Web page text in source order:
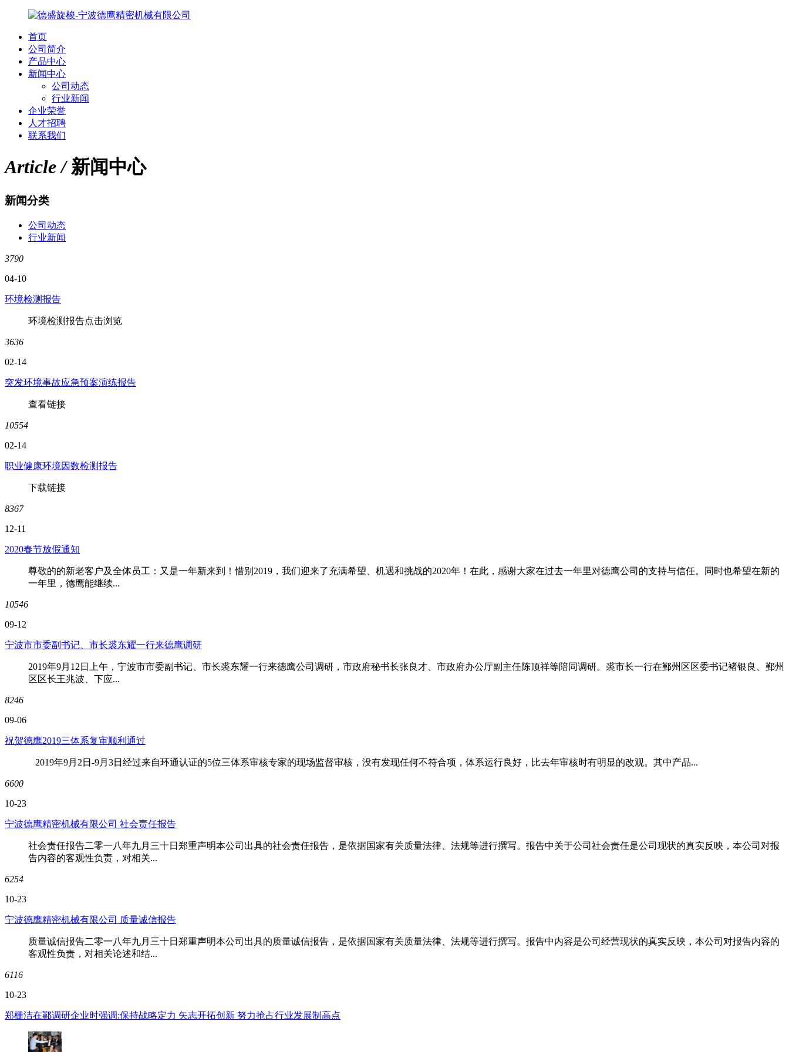
首页
公司简介
产品中心
新闻中心
公司动态
行业新闻
企业荣誉
人才招聘
联系我们
Article /新闻中心
新闻分类
公司动态
行业新闻
3790
04-10
环境检测报告
环境检测报告点击浏览
3636
02-14
突发环境事故应急预案演练报告
查看链接
10554
02-14
职业健康环境因数检测报告
下载链接
8367
12-11
2020春节放假通知
尊敬的的新老客户及全体员工：又是一年新来到！惜别2019，我们迎来了充满希望、机遇和挑战的2020年！在此，感谢大家在过去一年里对德鹰公司的支持与信任。同时也希望在新的
一年里，德鹰能继续...
10546
09-12
宁波市市委副书记、市长裘东耀一行来德鹰调研
2019年9月12日上午，宁波市市委副书记、市长裘东耀一行来德鹰公司调研，市政府秘书长张良才、市政府办公厅副主任陈顶祥等陪同调研。裘市长一行在鄞州区区委书记褚银良、鄞州
区区长王兆波、下应...
8246
09-06
祝贺德鹰2019三体系复审顺利通过
2019年9月2日-9月3日经过来自环通认证的5位三体系审核专家的现场监督审核，没有发现任何不符合项，体系运行良好，比去年审核时有明显的改观。其中产品...
6600
10-23
宁波德鹰精密机械有限公司 社会责任报告
社会责任报告二零一八年九月三十日郑重声明本公司出具的社会责任报告，是依据国家有关质量法律、法规等进行撰写。报告中关于公司社会责任是公司现状的真实反映，本公司对报
告内容的客观性负责，对相关...
6254
10-23
宁波德鹰精密机械有限公司 质量诚信报告
质量诚信报告二零一八年九月三十日郑重声明本公司出具的质量诚信报告，是依据国家有关质量法律、法规等进行撰写。报告中内容是公司经营现状的真实反映，本公司对报告内容的
客观性负责，对相关论述和结...
6116
10-23
郑栅洁在鄞调研企业时强调:保持战略定力 矢志开拓创新 努力抢占行业发展制高点